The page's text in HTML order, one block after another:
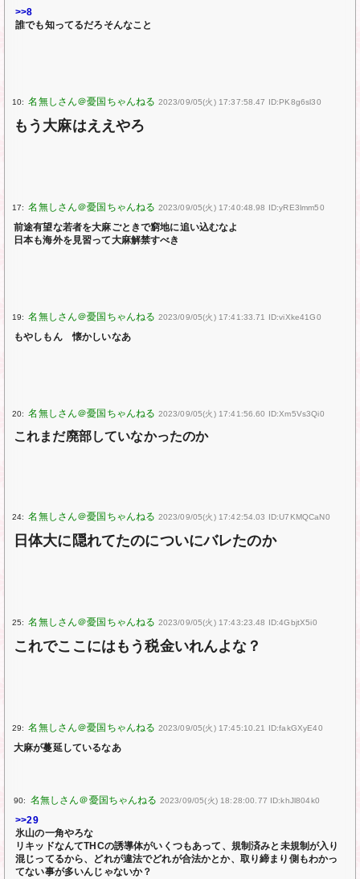
>>8
誰でも知ってるだろそんなこと
10: 2023/09/05(火) 17:37:58.47 ID:PK8g6sl30
もう大麻はええやろ
17: 2023/09/05(火) 17:40:48.98 ID:yRE3lmm50
前途有望な若者を大麻ごときで窮地に追い込むなよ
日本も海外を見習って大麻解禁すべき
19: 2023/09/05(火) 17:41:33.71 ID:viXke41G0
もやしもん 懐かしいなあ
20: 2023/09/05(火) 17:41:56.60 ID:Xm5Vs3Qi0
これまだ廃部していなかったのか
24: 2023/09/05(火) 17:42:54.03 ID:U7KMQCaN0
日体大に隠れてたのについにバレたのか
25: 2023/09/05(火) 17:43:23.48 ID:4GbjtX5i0
これでここにはもう税金いれんよな？
29: 2023/09/05(火) 17:45:10.21 ID:fakGXyE40
大麻が蔓延しているなあ
90: 2023/09/05(火) 18:28:00.77 ID:khJl804k0
>>29
氷山の一角やろな
リキッドなんてTHCの誘導体がいくつもあって、規制済みと未規制が入り
混じってるから、どれが違法でどれが合法かとか、取り締まり側もわかっ
てない事が多いんじゃないか？